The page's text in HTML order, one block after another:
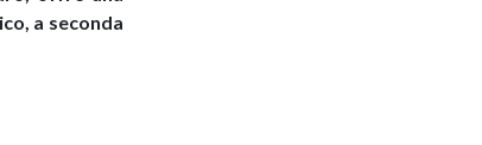
a seconda